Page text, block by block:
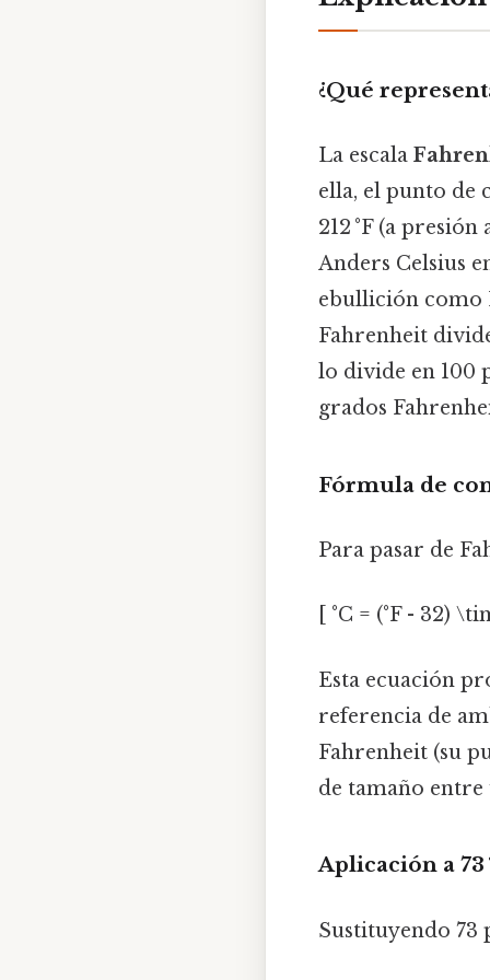
¿Qué
La escala
ella, el punto de
212 °F (a
Anders Celsius
ebullición como
Fahrenheit
lo divide en 100
grados
Fórmula de
Para pasar de
[ °C = (°F - 32)
Esta ecuación
referencia de
Fahrenheit (su
de tamaño
Aplicación a 73
Sustituyendo 73